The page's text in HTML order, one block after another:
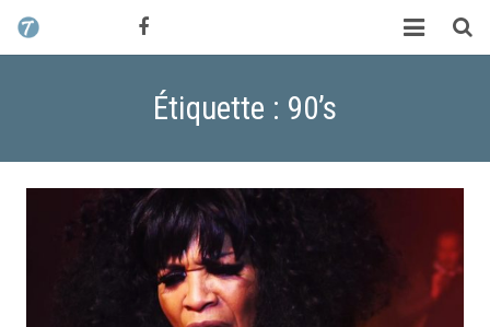
WORK
ALEX HALIMI
Étiquette : 90’s